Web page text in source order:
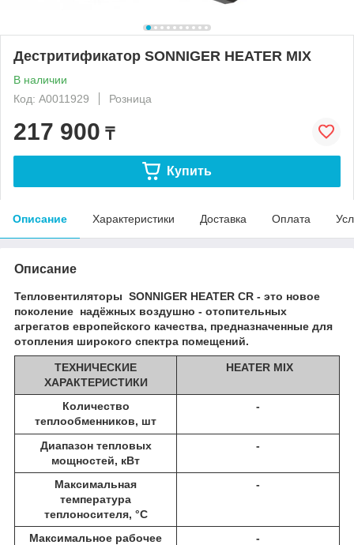
Дестритификатор SONNIGER HEATER MIX
В наличии
Код: A0011929
Розница
217 900 ₸
Купить
Описание Характеристики Доставка Оплата
Описание
Тепловентиляторы SONNIGER HEATER CR - это новое
поколение надёжных воздушно - отопительных
агрегатов европейского качества, предназначенные для
отопления широкого спектра помещений.
ТЕХНИЧЕСКИЕ
ХАРАКТЕРИСТИКИ
HEATER MIX
Количество
теплообменников, шт
-
Диапазон тепловых
мощностей, кВт
-
Максимальная
температура
теплоносителя, °С
-
Максимальное рабочее
-